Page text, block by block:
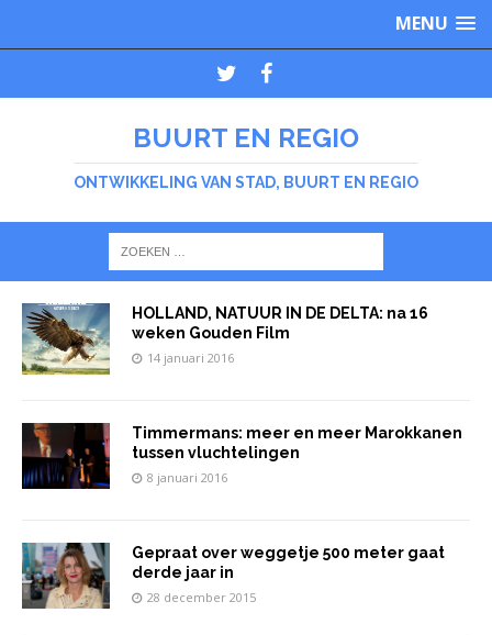
MENU
BUURT EN REGIO
ONTWIKKELING VAN STAD, BUURT EN REGIO
HOLLAND, NATUUR IN DE DELTA: na 16
weken Gouden Film
14 januari 2016
Timmermans: meer en meer Marokkanen
tussen vluchtelingen
8 januari 2016
Gepraat over weggetje 500 meter gaat
derde jaar in
28 december 2015